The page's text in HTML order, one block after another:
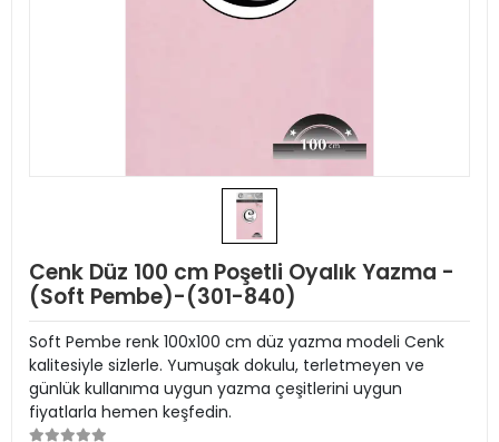
Cenk Düz 100 cm Poşetli Oyalık Yazma -
(Soft Pembe)-(301-840)
Soft Pembe renk 100x100 cm düz yazma modeli Cenk
kalitesiyle sizlerle. Yumuşak dokulu, terletmeyen ve
günlük kullanıma uygun yazma çeşitlerini uygun
fiyatlarla hemen keşfedin.